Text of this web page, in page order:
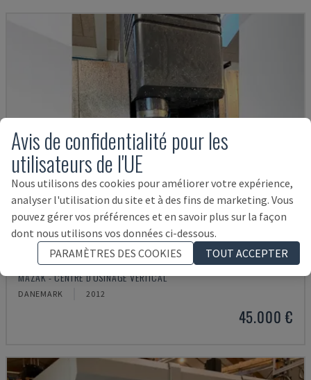
VTC 300C II
MAZAK - CENTRE D'USINAGE VERTICAL
DANEMARK 2012
45.000 €
Avis de confidentialité pour les
utilisateurs de l'UE
Nous utilisons des cookies pour améliorer votre expérience,
analyser l'utilisation du site et à des fins de marketing. Vous
pouvez gérer vos préférences et en savoir plus sur la façon
dont nous utilisons vos données ci-dessous.
PARAMÈTRES DES COOKIES
TOUT ACCEPTER